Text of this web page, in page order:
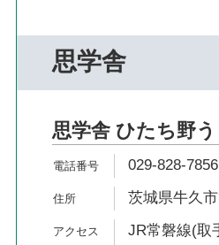
思学舎
思学舎 ひたち野
029-828-7856
茨城県牛久
JR常磐線(取